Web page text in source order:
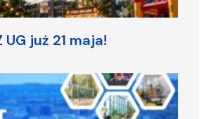
UG już 21 maja!